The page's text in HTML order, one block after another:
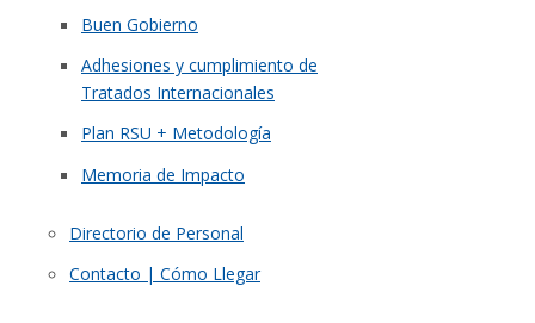
Buen Gobierno
Adhesiones y cumplimiento de
Tratados Internacionales
Plan RSU + Metodología
Memoria de Impacto
Directorio de Personal
Contacto | Cómo Llegar